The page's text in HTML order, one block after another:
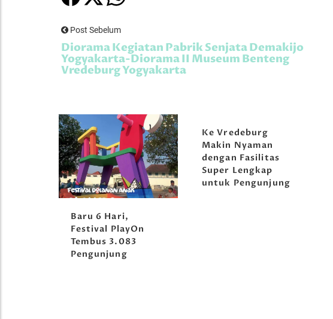
Post Sebelum
Diorama Kegiatan Pabrik Senjata Demakijo
Yogyakarta-Diorama II Museum Benteng
Vredeburg Yogyakarta
Baru 6 Hari,
Festival PlayOn
Tembus 3.083
Pengunjung
Ke Vredeburg
Makin Nyaman
dengan Fasilitas
Super Lengkap
untuk Pengunjung